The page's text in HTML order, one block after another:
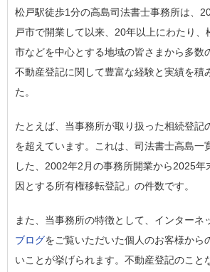
松戸駅徒歩1分の高島司法書士事務所は、
戸市で開業して以来、20年以上にわたり、
市などを中心とする地域の皆さまから多数
不動産登記に関して豊富な経験と実績を積
た。
たとえば、当事務所が取り扱った相続登記
を超えています。これは、司法書士高島一
した、2002年2月の事務所開業から2025年
因とする所有権移転登記」の件数です。
また、当事務所の特徴として、インターネ
ブログをご覧いただいた個人のお客様から
いことが挙げられます。不動産登記のこと